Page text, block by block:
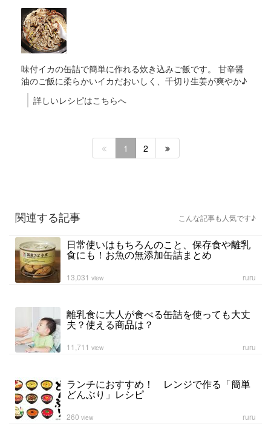
味付イカの缶詰で簡単に作れる炊き込みご飯です。 甘辛醤
油のご飯に柔らかいイカだおいしく、千切り生姜が爽やか♪
詳しいレシピはこちらへ
1 2
関連する記事 こんな記事も人気です♪
日常使いはもちろんのこと、保存食や離乳
食にも！お魚の無添加缶詰まとめ
ruru
13,031 view
離乳食に大人が食べる缶詰を使っても大丈
夫？使える商品は？
ruru
11,711 view
ランチにおすすめ！ レンジで作る「簡単
どんぶり」レシピ
ruru
260 view